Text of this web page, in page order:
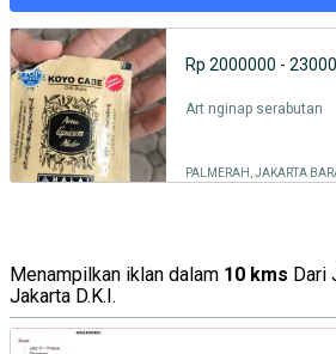
Rp 2000000 -
Art nginap serabutan
PALMERAH, JAKARTA
Menampilkan iklan dalam 10 kms Dari
Jakarta D.K.I.